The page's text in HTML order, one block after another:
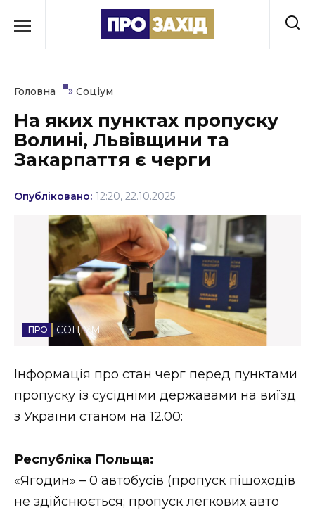
до
Культура
Освіта
Події
Політика
Соціум
Спорт
Стиль життя
Втрачений Ужгород (відеоверсія)
ЗАКАРПАТСЬКІ НОВИНИ
Головна » Соціум
На яких пунктах пропуску
Волині, Львівщини та
Закарпаття є черги
Опубліковано: 12:20, 22.10.2025
СОЦІУМ
Інформація про стан черг перед пунктами
пропуску із сусідніми державами на виїзд
з України станом на 12.00:
Республіка Польща:
«Ягодин» – 0 автобусів (пропуск пішоходів
не здійснюється; пропуск легкових авто